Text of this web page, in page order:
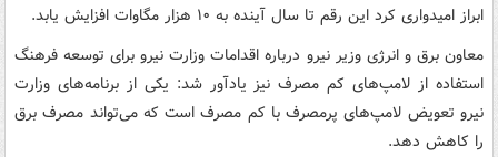
ابراز امیدواری کرد این رقم تا سال آینده به ۱۰ هزار مگاوات افزایش یابد.
معاون برق و انرژی وزیر نیرو درباره اقدامات وزارت نیرو برای توسعه فرهنگ
استفاده از لامپ‌های کم مصرف نیز یادآور شد: یکی از برنامه‌های وزارت
نیرو تعویض لامپ‌های پرمصرف با کم مصرف است که می‌تواند مصرف برق
را کاهش دهد.